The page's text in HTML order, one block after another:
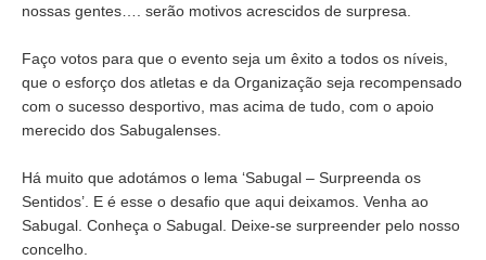
nossas gentes…. serão motivos acrescidos de surpresa.
Faço votos para que o evento seja um êxito a todos os níveis,
que o esforço dos atletas e da Organização seja recompensado
com o sucesso desportivo, mas acima de tudo, com o apoio
merecido dos Sabugalenses.
Há muito que adotámos o lema ‘Sabugal – Surpreenda os
Sentidos’. E é esse o desafio que aqui deixamos. Venha ao
Sabugal. Conheça o Sabugal. Deixe-se surpreender pelo nosso
concelho.